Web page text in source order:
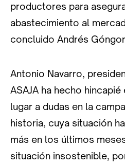
productores para
abastecimiento al
concluido Andrés
Antonio Navarro,
ASAJA ha hecho
lugar a dudas en la
historia, cuya situación
más en los últimos
situación insostenible,